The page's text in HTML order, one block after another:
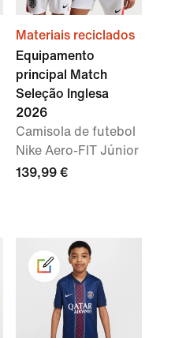
Materiais reciclados
Equipamento
principal Match
Seleção Inglesa
2026
Camisola de futebol
Nike Aero-FIT Júnior
139,99 €